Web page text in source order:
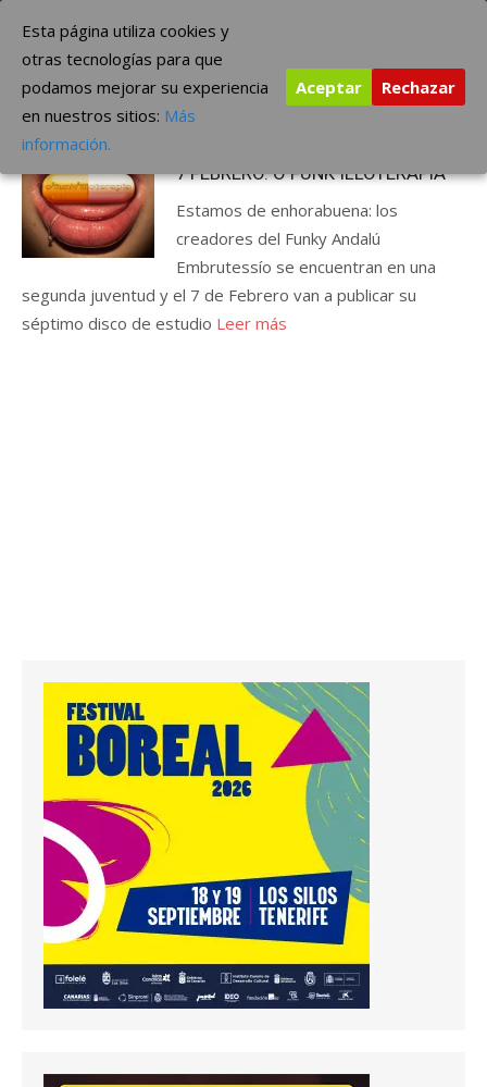
contenido
The Borderline Music
Etiqueta:O´FUNK´ILLO
7 FEBRERO: O´FUNK´ILLOTERAPIA
Estamos de enhorabuena: los
creadores del Funky Andalú
Embrutessío se encuentran en una
segunda juventud y el 7 de Febrero van a publicar su
séptimo disco de estudio Leer más
Esta página utiliza cookies y
otras tecnologías para que
podamos mejorar su experiencia
en nuestros sitios: Más
información.
Aceptar Rechazar